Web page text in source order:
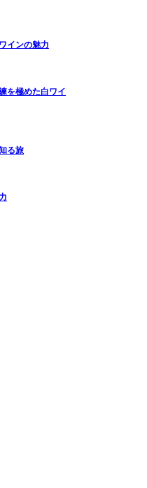
インの魅力
を極めた白ワイ
る旅